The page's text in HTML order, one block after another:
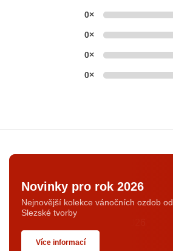
0×
0×
0×
0×
Novinky pro rok 2026
Nejnovější kolekce vánočních ozdob od
Slezské tvorby
Více informací